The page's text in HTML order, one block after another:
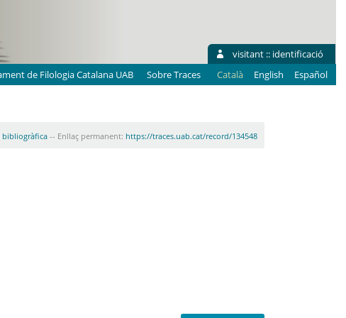
visitant :: identificació
de Filologia Catalana UAB Sobre Traces Català English Español
bibliogràfica-- Enllaç permanent: https://traces.uab.cat/record/134548